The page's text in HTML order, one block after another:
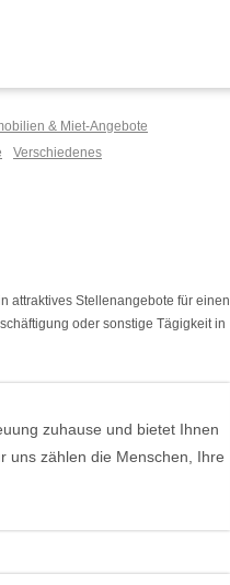
& Miet-Angebote
Verschiedenes
attraktives Stellenangebote für einen
oder sonstige Tägigkeit in
zuhause und bietet Ihnen
uns zählen die Menschen, Ihre